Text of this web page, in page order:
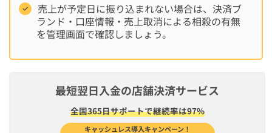
売上が予定日に振り込まれない場合は、決済ブ
ランド・口座情報・売上取消による相殺の有無
を管理画面で確認しましょう。
最短翌日入金の店舗決済サービス
全国365日サポートで継続率は97%
キャッシュレス導入キャンペーン！